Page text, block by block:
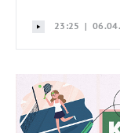
23:25 |